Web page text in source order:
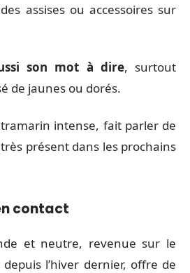
assises ou accessoires sur
son mot à dire, surtout
de jaunes ou dorés.
intense, fait parler de
présent dans les prochains
contact
et neutre, revenue sur le
l’hiver dernier, offre de